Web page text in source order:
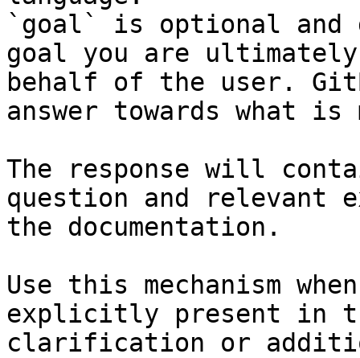
`goal` is optional and
goal you are
behalf of the user.
answer towards what
The response will
question and relevant
the documentation.
Use this mechanism
explicitly present in
clarification or